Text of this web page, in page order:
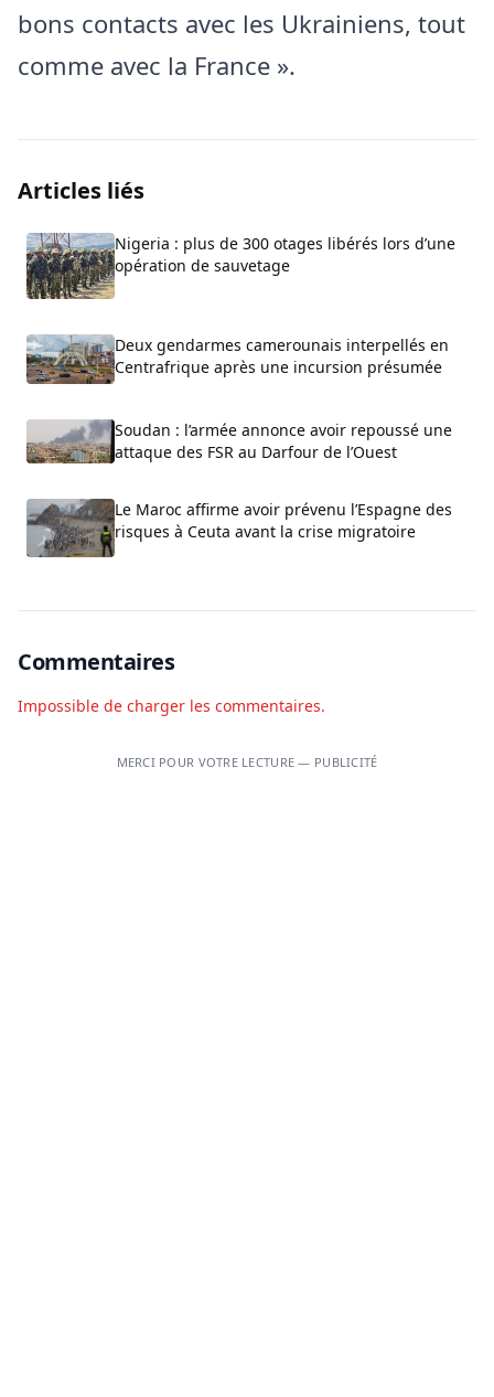
bons contacts avec les Ukrainiens, tout
comme avec la France ».
Articles liés
Nigeria : plus de 300 otages libérés lors d’une
opération de sauvetage
Deux gendarmes camerounais interpellés en
Centrafrique après une incursion présumée
Soudan : l’armée annonce avoir repoussé une
attaque des FSR au Darfour de l’Ouest
Le Maroc affirme avoir prévenu l’Espagne des
risques à Ceuta avant la crise migratoire
Commentaires
Impossible de charger les commentaires.
MERCI POUR VOTRE LECTURE — PUBLICITÉ